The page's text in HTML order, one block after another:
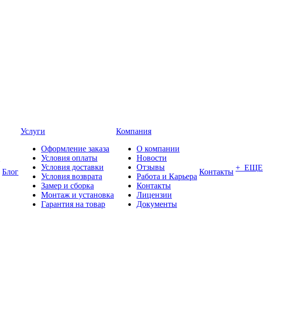
Блог
Услуги
Оформление заказа
Условия оплаты
Условия доставки
Условия возврата
Замер и сборка
Монтаж и установка
Гарантия на товар
Компания
О компании
Новости
Отзывы
Работа и Карьера
Контакты
Лицензии
Документы
Контакты + ЕЩЕ